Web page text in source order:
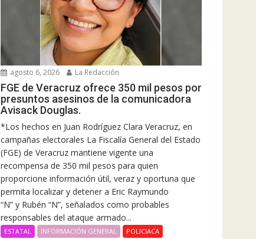
agosto 6, 2026 La Redacción
FGE de Veracruz ofrece 350 mil pesos por
presuntos asesinos de la comunicadora
Avisack Douglas.
*Los hechos en Juan Rodríguez Clara Veracruz, en
campañas electorales La Fiscalía General del Estado
(FGE) de Veracruz mantiene vigente una
recompensa de 350 mil pesos para quien
proporcione información útil, veraz y oportuna que
permita localizar y detener a Eric Raymundo
“N” y Rubén “N”, señalados como probables
responsables del ataque armado...
ESTATAL INFORMACIÓN GENERAL
POLICIACA